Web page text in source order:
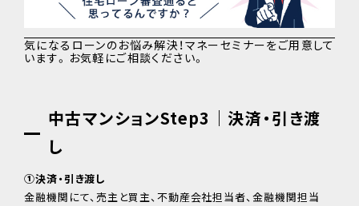
気になるローンのお悩み解決！マネーセミナーをご用意して
います。お気軽にご相談ください。
中古マンションStep3｜決済・引き渡
し
①決済・引き渡し
金融機関にて、売主と買主、不動産会社担当者、金融機関担当